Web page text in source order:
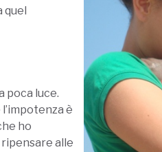
quel
poca luce.
è
ho
alle